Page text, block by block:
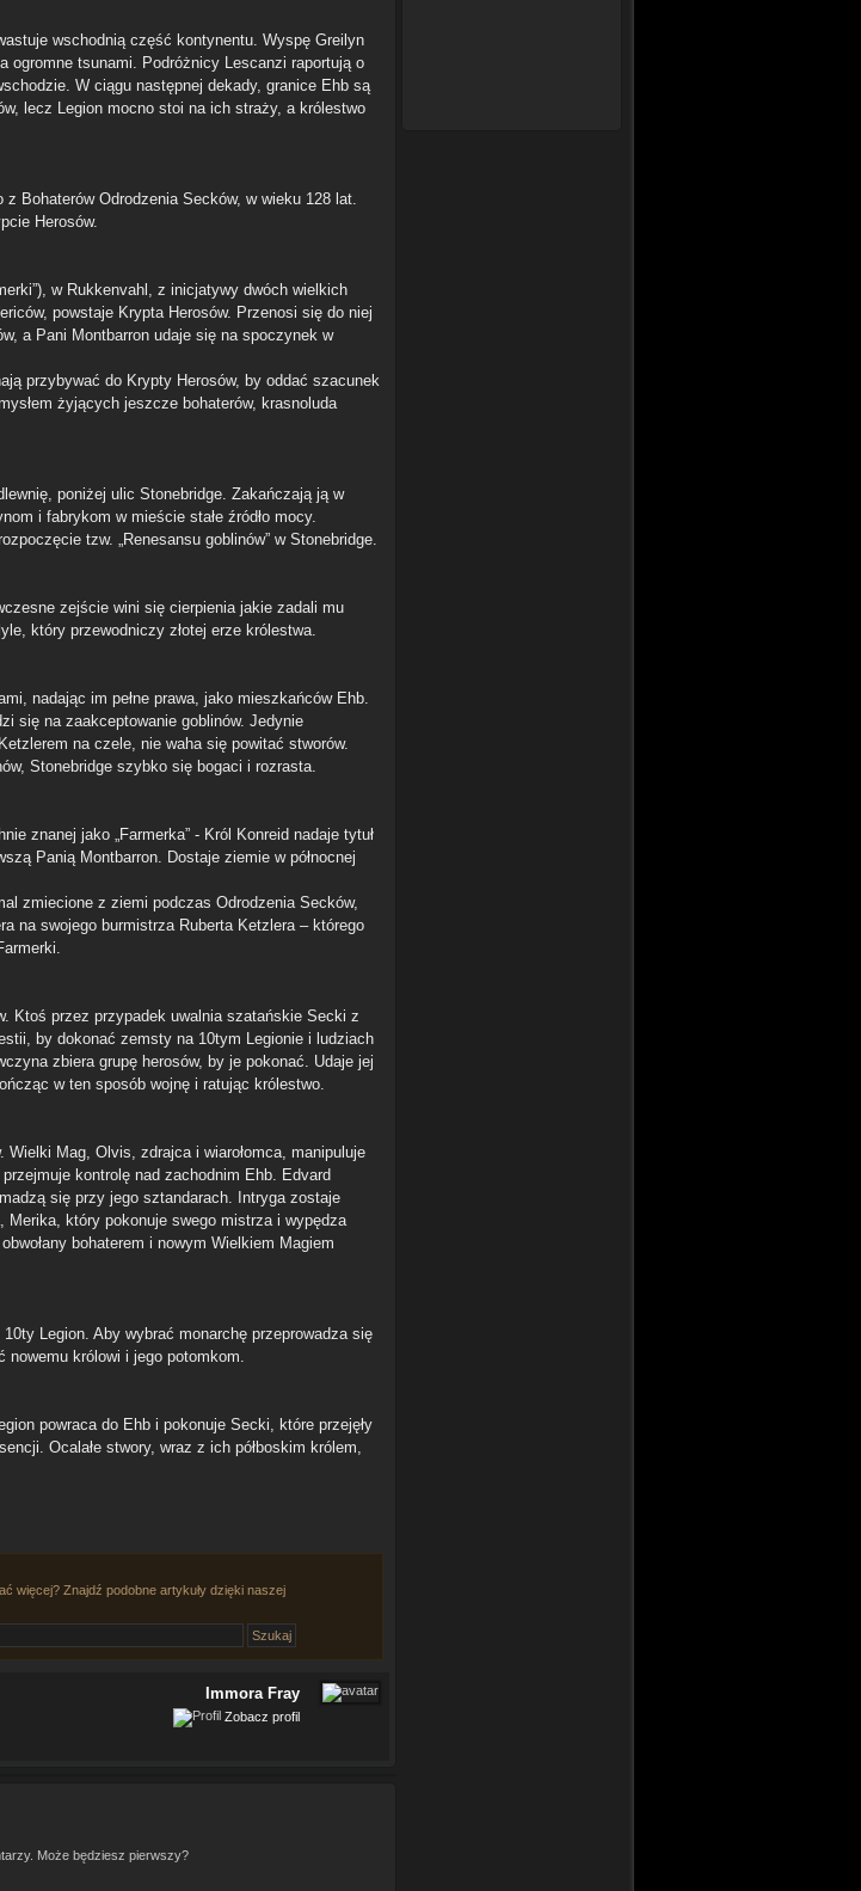
wschodnią część kontynentu. Wyspę Greilyn
ogromne tsunami. Podróżnicy Lescanzi raportują o
W ciągu następnej dekady, granice Ehb są
lecz Legion mocno stoi na ich straży, a królestwo
Bohaterów Odrodzenia Secków, w wieku 128 lat.
Herosów.
w Rukkenvahl, z inicjatywy dwóch wielkich
powstaje Krypta Herosów. Przenosi się do niej
a Pani Montbarron udaje się na spoczynek w
przybywać do Krypty Herosów, by oddać szacunek
żyjących jeszcze bohaterów, krasnoluda
poniżej ulic Stonebridge. Zakańczają ją w
i fabrykom w mieście stałe źródło mocy.
tzw. „Renesansu goblinów” w Stonebridge.
zejście wini się cierpienia jakie zadali mu
który przewodniczy złotej erze królestwa.
nadając im pełne prawa, jako mieszkańców Ehb.
się na zaakceptowanie goblinów. Jedynie
na czele, nie waha się powitać stworów.
Stonebridge szybko się bogaci i rozrasta.
znanej jako „Farmerka” - Król Konreid nadaje tytuł
Panią Montbarron. Dostaje ziemie w północnej
zmiecione z ziemi podczas Odrodzenia Secków,
na swojego burmistrza Ruberta Ketzlera – którego
Ktoś przez przypadek uwalnia szatańskie Secki z
by dokonać zemsty na 10tym Legionie i ludziach
zbiera grupę herosów, by je pokonać. Udaje jej
w ten sposób wojnę i ratując królestwo.
Wielki Mag, Olvis, zdrajca i wiarołomca, manipuluje
kontrolę nad zachodnim Ehb. Edvard
się przy jego sztandarach. Intryga zostaje
Merika, który pokonuje swego mistrza i wypędza
bohaterem i nowym Wielkiem Magiem
Legion. Aby wybrać monarchę przeprowadza się
nowemu królowi i jego potomkom.
powraca do Ehb i pokonuje Secki, które przejęły
Ocalałe stwory, wraz z ich półboskim królem,
więcej? Znajdź podobne artykuły dzięki naszej
Immora Fray
Zobacz profil
Może będziesz pierwszy?